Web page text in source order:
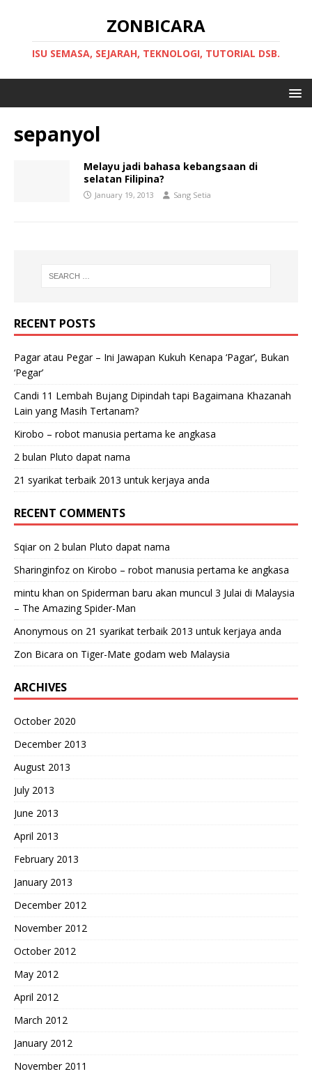
ZONBICARA
ISU SEMASA, SEJARAH, TEKNOLOGI, TUTORIAL DSB.
sepanyol
Melayu jadi bahasa kebangsaan di
selatan Filipina?
January 19, 2013 Sang Setia
RECENT POSTS
Pagar atau Pegar – Ini Jawapan Kukuh Kenapa ‘Pagar’, Bukan
‘Pegar’
Candi 11 Lembah Bujang Dipindah tapi Bagaimana Khazanah
Lain yang Masih Tertanam?
Kirobo – robot manusia pertama ke angkasa
2 bulan Pluto dapat nama
21 syarikat terbaik 2013 untuk kerjaya anda
RECENT COMMENTS
Sqiaron 2 bulan Pluto dapat nama
Sharinginfoz on Kirobo – robot manusia pertama ke angkasa
mintu khan on Spiderman baru akan muncul 3 Julai di Malaysia
– The Amazing Spider-Man
Anonymous on 21 syarikat terbaik 2013 untuk kerjaya anda
Zon Bicara on Tiger-Mate godam web Malaysia
ARCHIVES
October 2020
December 2013
August 2013
July 2013
June 2013
April 2013
February 2013
January 2013
December 2012
November 2012
October 2012
May 2012
April 2012
March 2012
January 2012
November 2011